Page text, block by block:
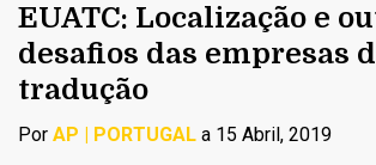
EUATC: Localização e
desafios das empresas
tradução
Por AP | PORTUGAL a 15 Abril, 2019